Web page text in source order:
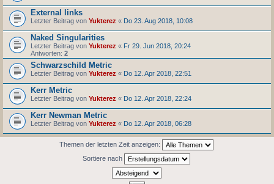
External links
Letzter Beitrag von Yukterez « Do 23. Aug 2018, 10:08
Naked Singularities
Letzter Beitrag von Yukterez « Fr 29. Jun 2018, 20:24
Antworten: 2
Schwarzschild Metric
Letzter Beitrag von Yukterez « Do 12. Apr 2018, 22:51
Kerr Metric
Letzter Beitrag von Yukterez « Do 12. Apr 2018, 22:24
Kerr Newman Metric
Letzter Beitrag von Yukterez « Do 12. Apr 2018, 06:28
Themen der letzten Zeit anzeigen:
Sortiere nach